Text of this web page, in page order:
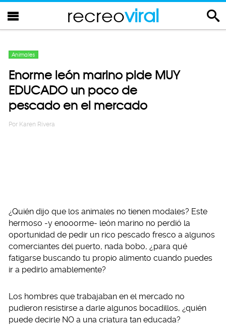
recreoviral
Animales
Enorme león marino pide MUY
EDUCADO un poco de
pescado en el mercado
Por Karen Rivera
¿Quién dijo que los animales no tienen modales? Este
hermoso -y enooorme- león marino no perdió la
oportunidad de pedir un rico pescado fresco a algunos
comerciantes del puerto, nada bobo, ¿para qué
fatigarse buscando tu propio alimento cuando puedes
ir a pedirlo amablemente?
Los hombres que trabajaban en el mercado no
pudieron resistirse a darle algunos bocadillos, ¿quién
puede decirle NO a una criatura tan educada?